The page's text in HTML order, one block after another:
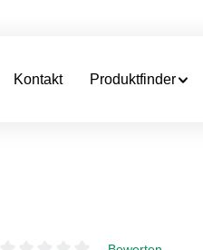
Kontakt Produktfinder